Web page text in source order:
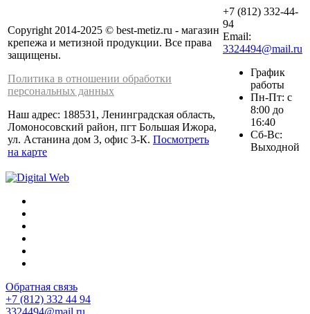
Copyright 2014-2025 © best-metiz.ru - магазин
крепежа и метизной продукции. Все права
защищены.
Политика в отношении обработки
персональных данных
Наш адрес: 188531, Ленинградская область,
Ломоносовский район, пгт Большая Ижора,
ул. Астанина дом 3, офис 3-К. Посмотреть
на карте
+7 (812) 332-44-
94
Email:
3324494@mail.ru
График
работы
Пн-Пт: с
8:00 до
16:40
Сб-Вс:
Выходной
Обратная связь
+7 (812) 332 44 94
3324494@mail.ru